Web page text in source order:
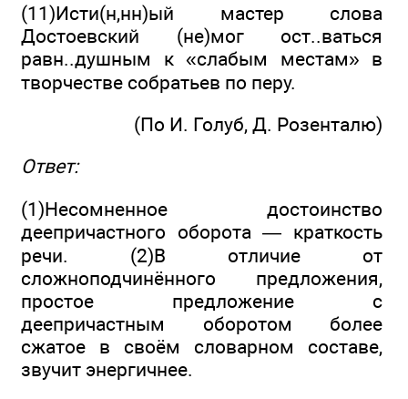
(11)Исти(н,нн)ый мастер слова
Достоевский (не)мог ост..ваться
равн..душным к «слабым местам» в
творчестве собратьев по перу.
(По И. Голуб, Д. Розенталю)
Ответ:
(1)Несомненное достоинство
деепричастного оборота — краткость
речи. (2)В отличие от
сложноподчинённого предложения,
простое предложение с
деепричастным обо­ротом более
сжатое в своём словарном составе,
звучит энергичнее.